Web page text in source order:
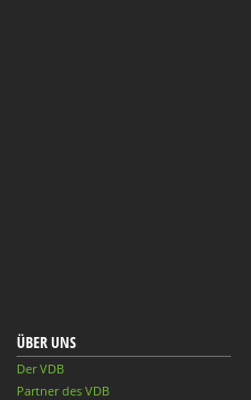
ÜBER UNS
Der VDB
Partner des VDB